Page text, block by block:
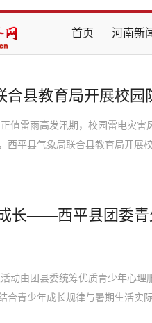
首页 河南新
合县教育局开展校
雷雨高发汛期，校园雷电灾害
西平县气象局联合县教育局开展
长——西平县团委青
由团县委统筹优质青少年心理
合青少年成长规律与暑期生活实